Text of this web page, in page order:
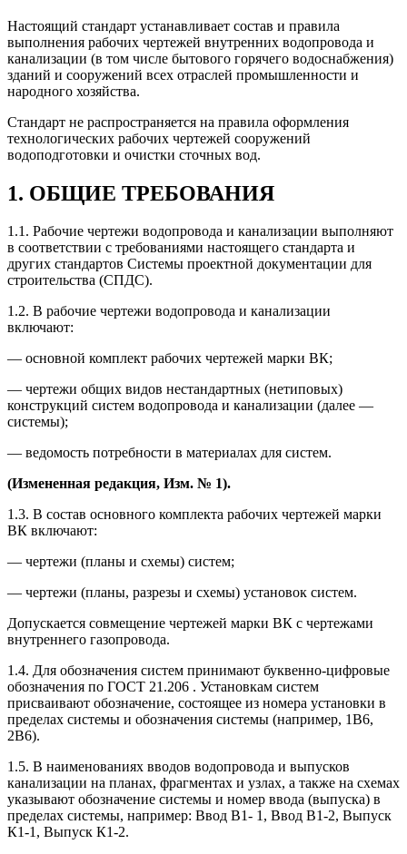
Настоящий стандарт устанавливает состав и правила
выполнения рабочих чертежей внутренних водопровода и
канализации (в том числе бытового горячего водоснабжения)
зданий и сооружений всех отраслей промышленности и
народного хозяйства.
Стандарт не распространяется на правила оформления
технологических рабочих чертежей сооружений
водоподготовки и очистки сточных вод.
1. ОБЩИЕ ТРЕБОВАНИЯ
1.1. Рабочие чертежи водопровода и канализации выполняют
в соответствии с требованиями настоящего стандарта и
других стандартов Системы проектной документации для
строительства (СПДС).
1.2. В рабочие чертежи водопровода и канализации
включают:
— основной комплект рабочих чертежей марки ВК;
— чертежи общих видов нестандартных (нетиповых)
конструкций систем водопровода и канализации (далее —
системы);
— ведомость потребности в материалах для систем.
(Измененная редакция, Изм. № 1).
1.3. В состав основного комплекта рабочих чертежей марки
ВК включают:
— чертежи (планы и схемы) систем;
— чертежи (планы, разрезы и схемы) установок систем.
Допускается совмещение чертежей марки ВК с чертежами
внутреннего газопровода.
1.4. Для обозначения систем принимают буквенно-цифровые
обозначения по ГОСТ 21.206 . Установкам систем
присваивают обозначение, состоящее из номера установки в
пределах системы и обозначения системы (например, 1В6,
2В6).
1.5. В наименованиях вводов водопровода и выпусков
канализации на планах, фрагментах и узлах, а также на схемах
указывают обозначение системы и номер ввода (выпуска) в
пределах системы, например: Ввод В1- 1, Ввод В1-2, Выпуск
К1-1, Выпуск К1-2.